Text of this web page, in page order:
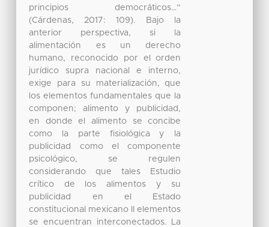
principios democráticos…”
(Cárdenas, 2017: 109). Bajo la
anterior perspectiva, si la
alimentación es un derecho
humano, reconocido por el orden
jurídico supra nacional e interno,
exige para su materialización, que
los elementos fundamentales que la
componen; alimento y publicidad,
en donde el alimento se concibe
como la parte fisiológica y la
publicidad como el componente
psicológico, se regulen
considerando que tales Estudio
crítico de los alimentos y su
publicidad en el Estado
constitucional mexicano II elementos
se encuentran interconectados. La